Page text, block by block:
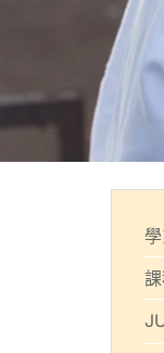
學
課